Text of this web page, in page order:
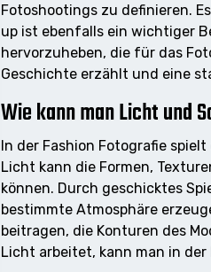
Fotoshootings zu definieren.
up ist ebenfalls ein wichtiger
hervorzuheben, die für das
Geschichte erzählt und eine
Wie kann man Licht und
In der Fashion Fotografie
Licht kann die Formen,
können. Durch geschicktes
bestimmte Atmosphäre
beitragen, die Konturen des
Licht arbeitet, kann man in